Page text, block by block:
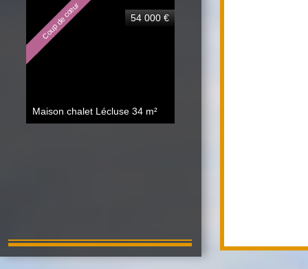
Coup de cœur 54 000 €
Maison chalet Lécluse 34 m²